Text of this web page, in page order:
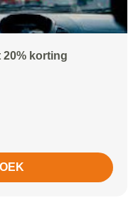
korting